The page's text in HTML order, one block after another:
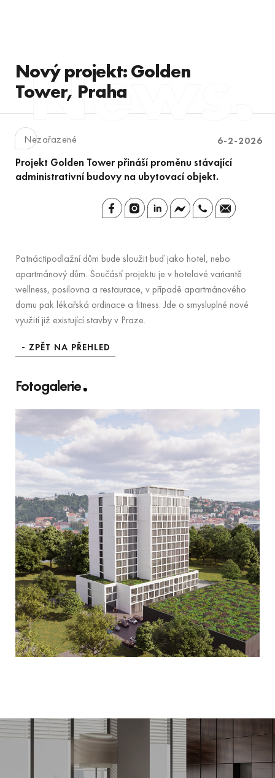
6-2-2026
Nový projekt: Golden
Tower, Praha
Nezařazené
Projekt Golden Tower přináší proměnu stávající
administrativní budovy na ubytovací objekt.
Patnáctipodlažní dům bude sloužit buď jako hotel, nebo
apartmánový dům. Součástí projektu je v hotelové variantě
wellness, posilovna a restaurace, v případě apartmánového
domu pak lékařská ordinace a fitness. Jde o smysluplné nové
využití již existující stavby v Praze.
ZPĚT NA PŘEHLED
Fotogalerie